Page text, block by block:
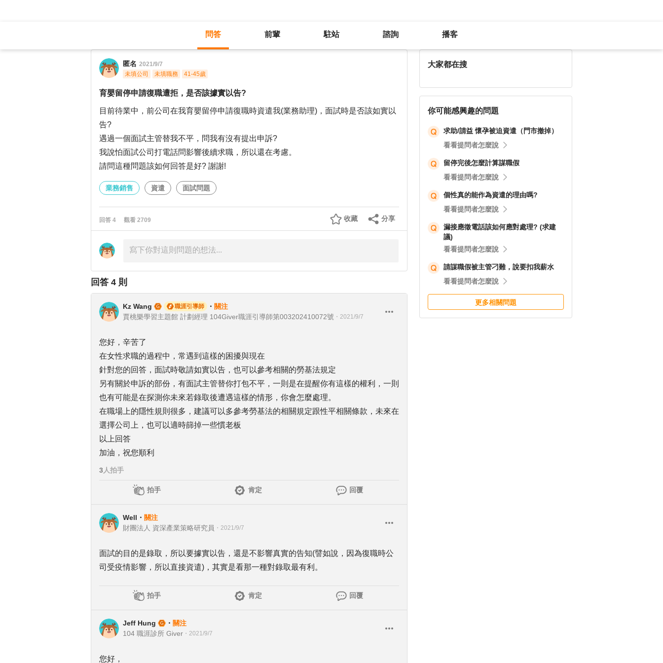
問答 前輩 駐站 諮詢 播客
匿名 2021/9/7
未填公司
未填職務 41-45歲
育嬰留停申請復職遭拒，是否該據實以告?
目前待業中，前公司在我育嬰留停申請復職時資遣我(業務助理)，面試時是否該如實以
告?
遇過一個面試主管替我不平，問我有沒有提出申訴?
我說怕面試公司打電話問影響後續求職，所以還在考慮。
請問這種問題該如何回答是好? 謝謝!
業務銷售 資遣 面試問題
回答 4 觀看 2709 分享
收藏
回答 4 則
Kz Wang 職涯引導師 ・ 關注
賈桃樂學習主題館 計劃經理 104Giver職涯引導師第003202410072號 ・ 2021/9/7
您好，辛苦了
在女性求職的過程中，常遇到這樣的困擾與現在
針對您的回答，面試時敬請如實以告，也可以參考相關的勞基法規定
另有關於申訴的部份，有面試主管替你打包不平，一則是在提醒你有這樣的權利，一則
也有可能是在探測你未來若錄取後遭遇這樣的情形，你會怎麼處理。
在職場上的隱性規則很多，建議可以多參考勞基法的相關規定跟性平相關條款，未來在
選擇公司上，也可以適時篩掉一些慣老板
以上回答
加油，祝您順利
3人拍手
拍手 肯定 回覆
Well ・ 關注
財團法人 資深產業策略研究員 ・ 2021/9/7
面試的目的是錄取，所以要據實以告，還是不影響真實的告知(譬如說，因為復職時公
司受疫情影響，所以直接資遣)，其實是看那一種對錄取最有利。
拍手 肯定 回覆
Jeff Hung ・ 關注
104 職涯診所 Giver ・ 2021/9/7
您好，
大家都在搜
你可能感興趣的問題
求助/請益 懷孕被迫資遣（門市撤掉）
看看提問者怎麼說
留停完後怎麼計算謀職假
看看提問者怎麼說
個性真的能作為資遣的理由嗎?
看看提問者怎麼說
漏接應徵電話該如何應對處理? (求建
議)
看看提問者怎麼說
請謀職假被主管刁難，說要扣我薪水
看看提問者怎麼說
更多相關問題